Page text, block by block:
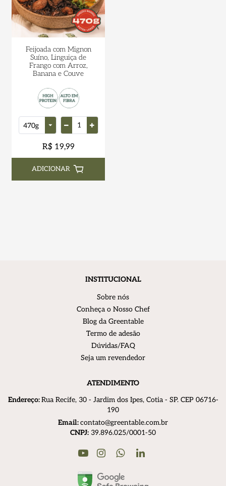
Feijoada com Mignon
Suíno, Linguiça de
Frango com Arroz,
Banana e Couve
R$ 19,99
ADICIONAR
INSTITUCIONAL
Sobre nós
Conheça o Nosso Chef
Blog da Greentable
Termo de adesão
Dúvidas/FAQ
Seja um revendedor
ATENDIMENTO
Endereço:Rua Recife, 30 - Jardim dos Ipes, Cotia - SP. CEP 06716-
190
Email:contato@greentable.com.br
CNPJ: 39.896.025/0001-50
YoutubeInstagramWhatsApp
Linkedin